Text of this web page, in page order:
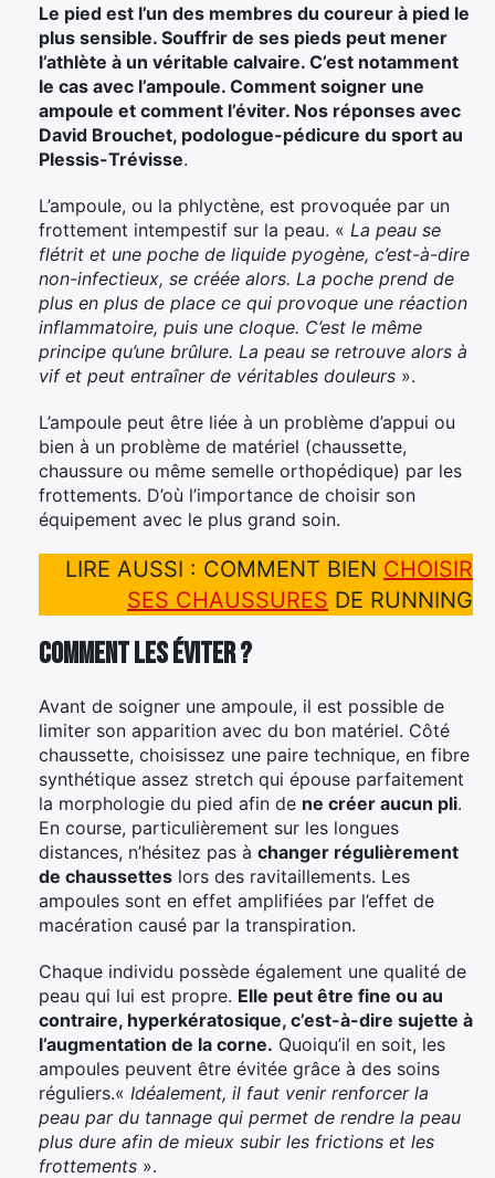
Le pied est l’un des membres du coureur à pied le
plus sensible. Souffrir de ses pieds peut mener
l’athlète à un véritable calvaire. C’est notamment
le cas avec l’ampoule. Comment soigner une
ampoule et comment l’éviter. Nos réponses avec
David Brouchet, podologue-pédicure du sport au
Plessis-Trévisse.
L’ampoule, ou la phlyctène, est provoquée par un
frottement intempestif sur la peau. « La peau se
flétrit et une poche de liquide pyogène, c’est-à-dire
non-infectieux, se créée alors. La poche prend de
plus en plus de place ce qui provoque une réaction
inflammatoire, puis une cloque. C’est le même
principe qu’une brûlure. La peau se retrouve alors à
vif et peut entraîner de véritables douleurs ».
L’ampoule peut être liée à un problème d’appui ou
bien à un problème de matériel (chaussette,
chaussure ou même semelle orthopédique) par les
frottements. D’où l’importance de choisir son
équipement avec le plus grand soin.
LIRE AUSSI : COMMENT BIEN CHOISIR
SES CHAUSSURES DE RUNNING
Comment les éviter ?
Avant de soigner une ampoule, il est possible de
limiter son apparition avec du bon matériel. Côté
chaussette, choisissez une paire technique, en fibre
synthétique assez stretch qui épouse parfaitement
la morphologie du pied afin de ne créer aucun pli.
En course, particulièrement sur les longues
distances, n’hésitez pas à changer régulièrement
de chaussettes lors des ravitaillements. Les
ampoules sont en effet amplifiées par l’effet de
macération causé par la transpiration.
Chaque individu possède également une qualité de
peau qui lui est propre. Elle peut être fine ou au
contraire, hyperkératosique, c’est-à-dire sujette à
l’augmentation de la corne. Quoiqu’il en soit, les
ampoules peuvent être évitée grâce à des soins
réguliers.« Idéalement, il faut venir renforcer la
peau par du tannage qui permet de rendre la peau
plus dure afin de mieux subir les frictions et les
frottements ».